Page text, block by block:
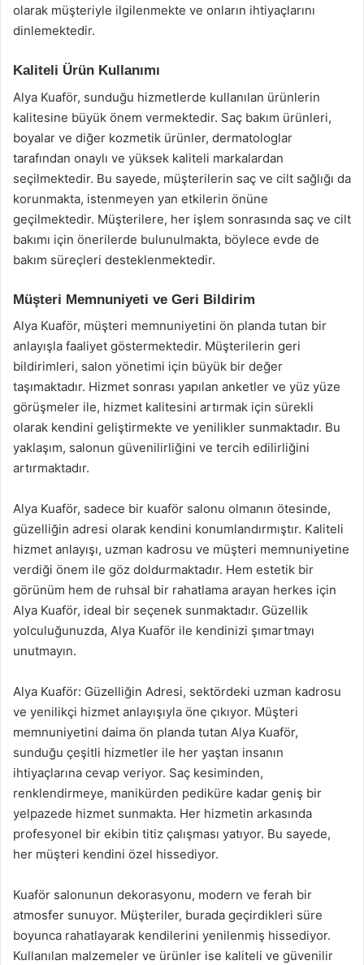
olarak müşteriyle ilgilenmekte ve onların ihtiyaçlarını
dinlemektedir.
Kaliteli Ürün Kullanımı
Alya Kuaför, sunduğu hizmetlerde kullanılan ürünlerin
kalitesine büyük önem vermektedir. Saç bakım ürünleri,
boyalar ve diğer kozmetik ürünler, dermatologlar
tarafından onaylı ve yüksek kaliteli markalardan
seçilmektedir. Bu sayede, müşterilerin saç ve cilt sağlığı da
korunmakta, istenmeyen yan etkilerin önüne
geçilmektedir. Müşterilere, her işlem sonrasında saç ve cilt
bakımı için önerilerde bulunulmakta, böylece evde de
bakım süreçleri desteklenmektedir.
Müşteri Memnuniyeti ve Geri Bildirim
Alya Kuaför, müşteri memnuniyetini ön planda tutan bir
anlayışla faaliyet göstermektedir. Müşterilerin geri
bildirimleri, salon yönetimi için büyük bir değer
taşımaktadır. Hizmet sonrası yapılan anketler ve yüz yüze
görüşmeler ile, hizmet kalitesini artırmak için sürekli
olarak kendini geliştirmekte ve yenilikler sunmaktadır. Bu
yaklaşım, salonun güvenilirliğini ve tercih edilirliğini
artırmaktadır.
Alya Kuaför, sadece bir kuaför salonu olmanın ötesinde,
güzelliğin adresi olarak kendini konumlandırmıştır. Kaliteli
hizmet anlayışı, uzman kadrosu ve müşteri memnuniyetine
verdiği önem ile göz doldurmaktadır. Hem estetik bir
görünüm hem de ruhsal bir rahatlama arayan herkes için
Alya Kuaför, ideal bir seçenek sunmaktadır. Güzellik
yolculuğunuzda, Alya Kuaför ile kendinizi şımartmayı
unutmayın.
Alya Kuaför: Güzelliğin Adresi, sektördeki uzman kadrosu
ve yenilikçi hizmet anlayışıyla öne çıkıyor. Müşteri
memnuniyetini daima ön planda tutan Alya Kuaför,
sunduğu çeşitli hizmetler ile her yaştan insanın
ihtiyaçlarına cevap veriyor. Saç kesiminden,
renklendirmeye, manikürden pediküre kadar geniş bir
yelpazede hizmet sunmakta. Her hizmetin arkasında
profesyonel bir ekibin titiz çalışması yatıyor. Bu sayede,
her müşteri kendini özel hissediyor.
Kuaför salonunun dekorasyonu, modern ve ferah bir
atmosfer sunuyor. Müşteriler, burada geçirdikleri süre
boyunca rahatlayarak kendilerini yenilenmiş hissediyor.
Kullanılan malzemeler ve ürünler ise kaliteli ve güvenilir